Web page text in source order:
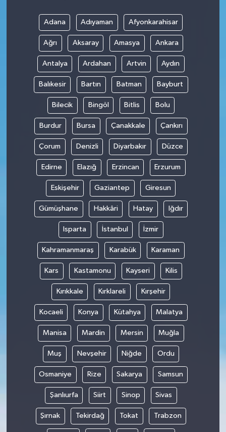
Adana Adıyaman Afyonkarahisar
Ağrı Aksaray Amasya Ankara
Antalya Ardahan Artvin Aydın
Balıkesir Bartın Batman Bayburt
Bilecik Bingöl Bitlis Bolu
Burdur Bursa Çanakkale Çankırı
Çorum Denizli Diyarbakır Düzce
Edirne Elazığ Erzincan Erzurum
Eskişehir Gaziantep Giresun
Gümüşhane Hakkâri Hatay Iğdır
Isparta İstanbul İzmir
Kahramanmaraş Karabük Karaman
Kars Kastamonu Kayseri Kilis
Kırıkkale Kırklareli Kırşehir
Kocaeli Konya Kütahya Malatya
Manisa Mardin Mersin Muğla
Muş Nevşehir Niğde Ordu
Osmaniye Rize Sakarya Samsun
Şanlıurfa Siirt Sinop Sivas
Şırnak Tekirdağ Tokat Trabzon